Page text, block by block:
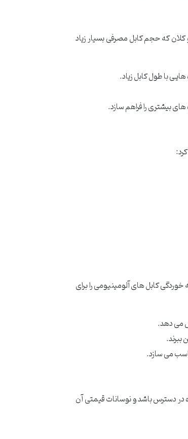
که حجم کابل مصرفی بسیار زیاد
با طول کابل زیاد.
بیشتری را فراهم سازد.
کابل های آلومینیومی را برای
می دهد.
می سازد.
در دسترس باشد و نوسانات قیمتی آن